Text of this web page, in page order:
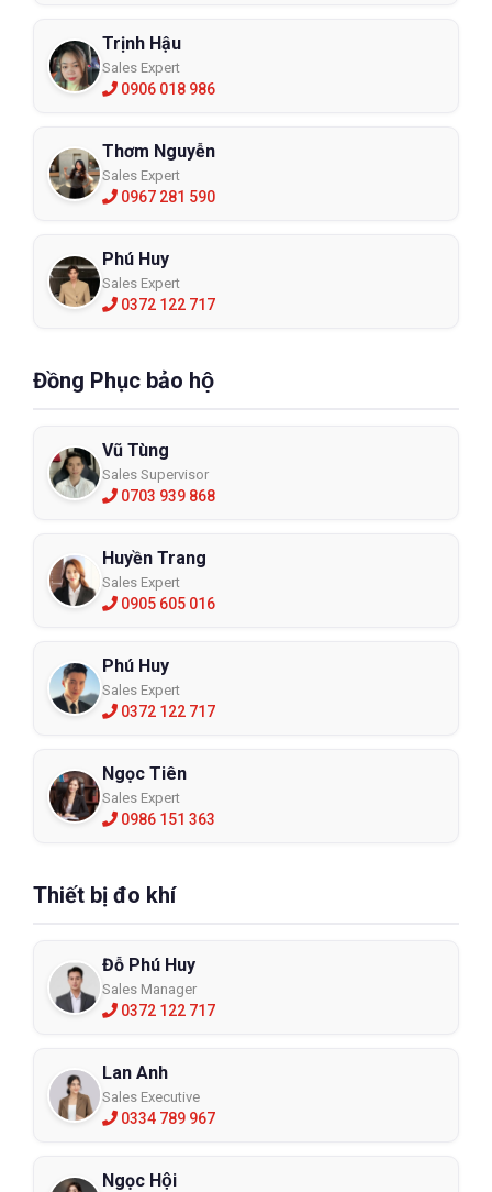
Trịnh Hậu
Sales Expert
0906 018 986
Thơm Nguyễn
Sales Expert
0967 281 590
Phú Huy
Sales Expert
0372 122 717
Đồng Phục bảo hộ
Vũ Tùng
Sales Supervisor
0703 939 868
Huyền Trang
Sales Expert
0905 605 016
Phú Huy
Sales Expert
0372 122 717
Ngọc Tiên
Sales Expert
0986 151 363
Thiết bị đo khí
Đỗ Phú Huy
Sales Manager
0372 122 717
Lan Anh
Sales Executive
0334 789 967
Ngọc Hội